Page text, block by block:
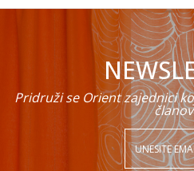
Pridruži se Orient zajednici